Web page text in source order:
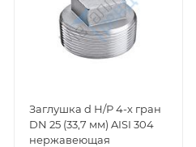
Заглушка d Н/Р 4-х гран
DN 25 (33,7 мм) AISI 304
нержавеющая